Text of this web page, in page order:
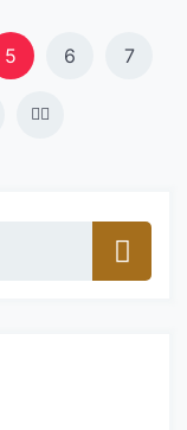
5 6 7